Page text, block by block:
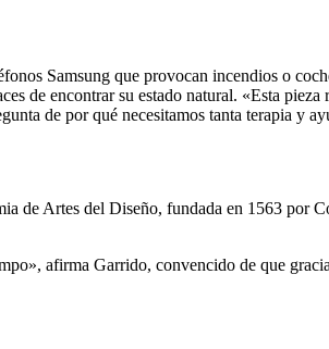
Samsung que provocan incendios o
de encontrar su estado natural. «Esta pieza
de por qué necesitamos tanta terapia y
de Artes del Diseño, fundada en 1563 por
afirma Garrido, convencido de que